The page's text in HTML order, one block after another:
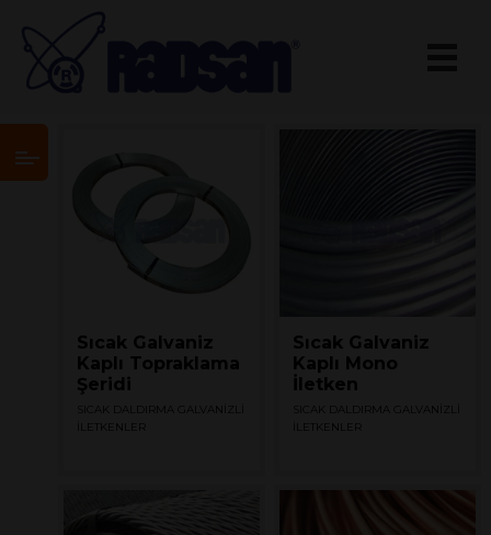
Sıcak Galvaniz
Kaplı Topraklama
Şeridi
SICAK DALDIRMA GALVANİZLİ
İLETKENLER
Sıcak Galvaniz
Kaplı Mono
İletken
SICAK DALDIRMA GALVANİZLİ
İLETKENLER